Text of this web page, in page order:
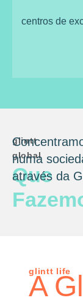
centros de
glintt
global
Que
numa
através da
glintt life
A